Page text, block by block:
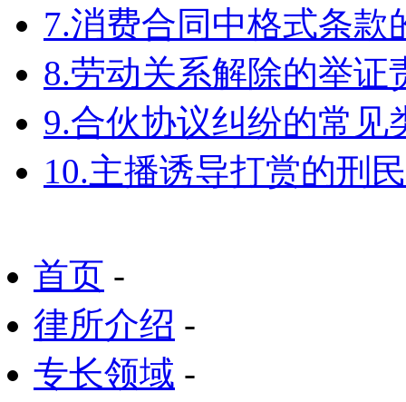
7.消费合同中格式条款
8.劳动关系解除的举证
9.合伙协议纠纷的常见
10.主播诱导打赏的刑
首页 -
律所介绍 -
专长领域 -